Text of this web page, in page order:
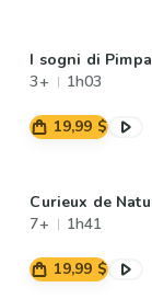
I sogni di Pimpa
3+
1h03
19,99 $
Curieux de
7+
1h41
19,99 $